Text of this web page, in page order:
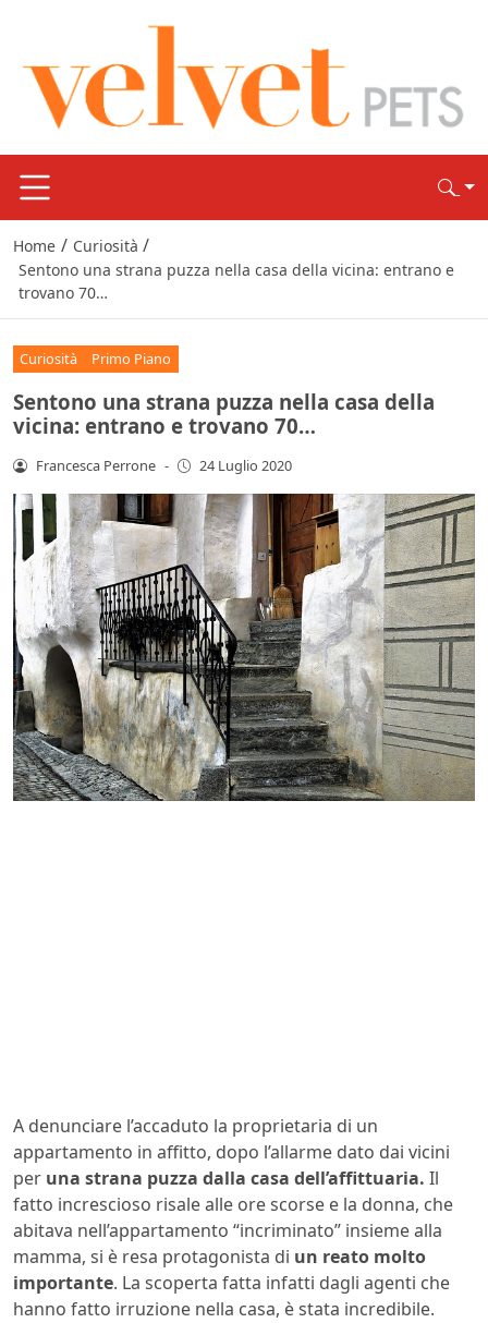
Home / Curiosità /
Sentono una strana puzza nella casa della vicina: entrano e
trovano 70…
Curiosità Primo Piano
Sentono una strana puzza nella casa della
vicina: entrano e trovano 70…
Francesca Perrone - 24 Luglio 2020
A denunciare l’accaduto la proprietaria di un
appartamento in affitto, dopo l’allarme dato dai vicini
per una strana puzza dalla casa dell’affittuaria. Il
fatto increscioso risale alle ore scorse e la donna, che
abitava nell’appartamento “incriminato” insieme alla
mamma, si è resa protagonista di un reato molto
importante. La scoperta fatta infatti dagli agenti che
hanno fatto irruzione nella casa, è stata incredibile.